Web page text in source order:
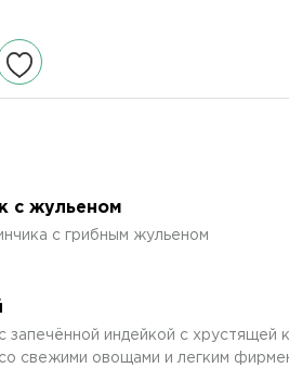
с жульеном
с грибным жульеном
запечённой индейкой с хрустящей
свежими овощами и легким